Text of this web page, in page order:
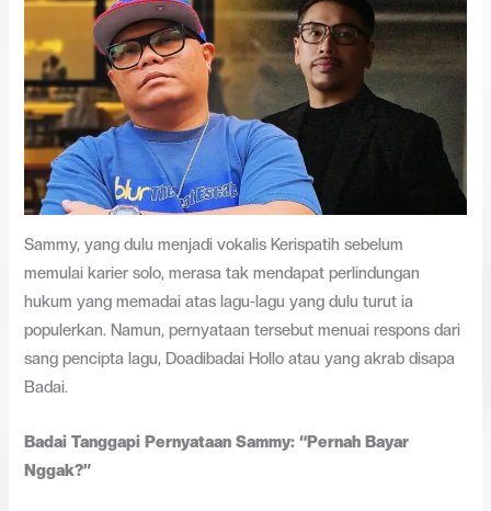
Sammy, yang dulu menjadi vokalis Kerispatih sebelum
memulai karier solo, merasa tak mendapat perlindungan
hukum yang memadai atas lagu-lagu yang dulu turut ia
populerkan. Namun, pernyataan tersebut menuai respons dari
sang pencipta lagu, Doadibadai Hollo atau yang akrab disapa
Badai.
Badai Tanggapi Pernyataan Sammy: “Pernah Bayar
Nggak?”